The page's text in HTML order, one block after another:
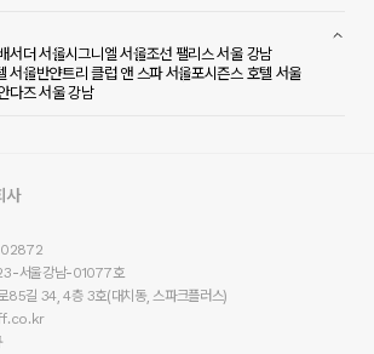
서더 서울시그니엘 서울조선 팰리스 서울 강남
서울반얀트리 클럽 앤 스파 서울포시즌스 호텔 서울
다즈 서울 강남
사
서울강남-01077호
85길 34, 4층 3호(대치동, 스파크플러스)